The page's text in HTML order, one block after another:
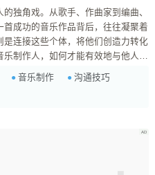
独角戏。从歌手、作曲家到编曲、
成功的音乐作品背后，往往凝聚着
连接这些个体，将他们创造力转化
制作人，如何才能有效地与他人沟
的音乐制作人。 一、理解沟
音乐制作
沟通技巧